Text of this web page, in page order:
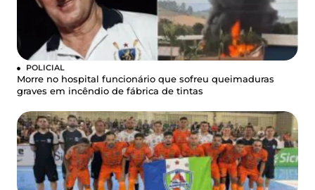
POLICIAL
Morre no hospital funcionário que sofreu queimaduras
graves em incêndio de fábrica de tintas